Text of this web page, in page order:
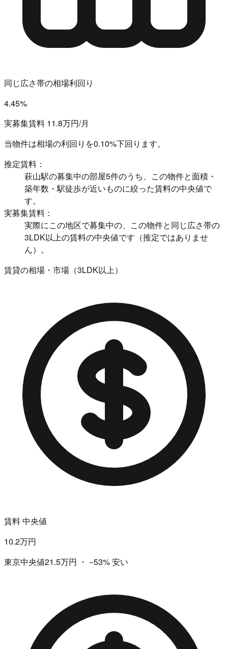
同じ広さ帯の相場利回り
4.45%
実募集賃料 11.8万円/月
当物件は相場の利回りを0.10%下回ります。
推定賃料：
萩山駅の募集中の部屋5件のうち、この物件と面積・
築年数・駅徒歩が近いものに絞った賃料の中央値で
す。
実募集賃料：
実際にこの地区で募集中の、この物件と同じ広さ帯の
3LDK以上の賃料の中央値です（推定ではありませ
ん）。
賃貸の相場・市場（3LDK以上）
賃料 中央値
10.2万円
東京中央値21.5万円 ・ −53%安い